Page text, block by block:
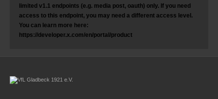
limited v1.1 endpoints (e.g. media post, oauth) only. If you need
access to this endpoint, you may need a different access level.
You can learn more here:
https://developer.x.com/en/portal/product